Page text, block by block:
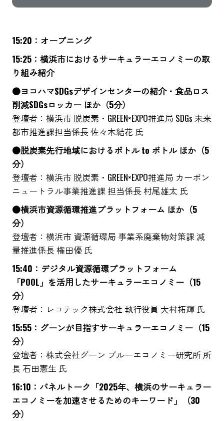
15:20：オープニング
15:25：横浜市におけるサーキュラーエコノミーの取
り組み紹介
●ヨコハマSDGsデザインセンターの紹介・食品ロス
削減SDGsロッカー ほか（5分）
登壇者：横浜市 脱炭素・GREEN×EXPO推進局 SDGs 未来
都市推進課担当係長 佐々木結花 氏
●脱炭素先行地域におけるボトル to ボトル ほか（5
分）
登壇者：横浜市 脱炭素・GREEN×EXPO推進局 カーボン
ニュートラル事業推進課 担当係長 村尾雄太 氏
●横浜市資源循環推進プラットフォーム ほか（5
分）
登壇者：横浜市 資源循環局 事業系廃棄物対策課 減
量推進係長 権田優 氏
15:40：デジタル資源循環プラットフォーム
「POOL」を活用したサーキュラーエコノミー（15
分）
登壇者：レコテック株式会社 執行役員 大村拓輝 氏
15:55：グーンが目指すサーキュラーエコノミー（15
分）
登壇者：株式会社グーン ブルーエコノミー研究所 所
長 石田憲生 氏
16:10：パネルトーク「2025年、横浜のサーキュラー
エコノミーを加速させるためのキーワード」（30
分）